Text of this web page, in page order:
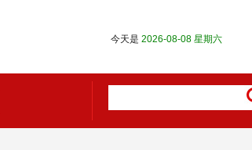
今天是 2026-08-08 星期六